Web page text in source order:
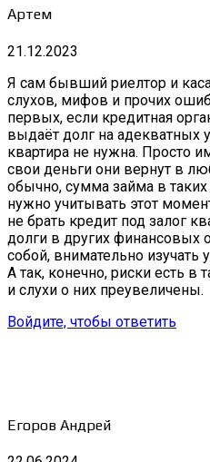
Артем
21.12.2023
Я сам бывший риелтор и
слухов, мифов и прочих
первых, если кредитная
выдаёт долг на адекватных
квартира не нужна. Просто
свои деньги они вернут в
обычно, сумма займа в таких
нужно учитывать этот
не брать кредит под залог
долги в других финансовых
собой, внимательно изучать
А так, конечно, риски есть в
и слухи о них преувеличены.
Войдите, чтобы ответить
Егоров Андрей